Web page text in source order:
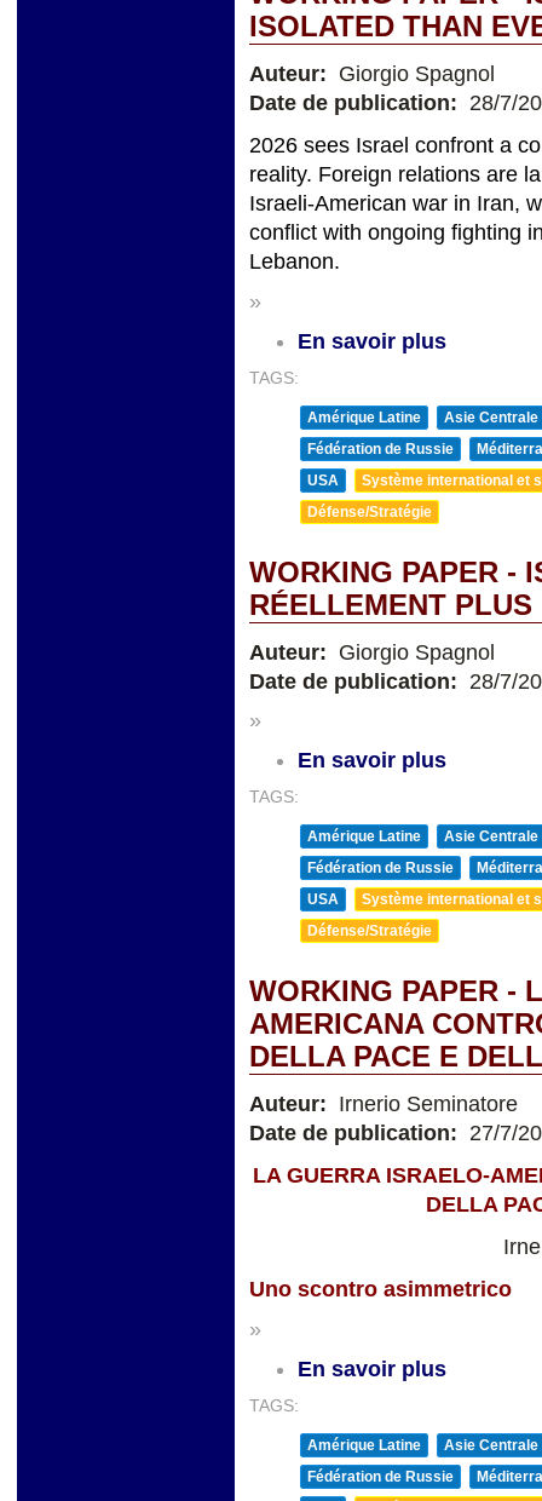
ISOLATED THAN
Auteur: Giorgio Spagnol
Date de publication: 28/7/
2026 sees Israel confront a
reality. Foreign relations are
Israeli-American war in Iran,
conflict with ongoing fighting
Lebanon.
»
En savoir plus
TAGS:
Amérique Latine
Asie Centrale
Fédération de Russie
USA
Système international et
Défense/Stratégie
WORKING PAPER -
RÉELLEMENT
Auteur: Giorgio Spagnol
Date de publication: 28/7/
»
En savoir plus
TAGS:
Amérique Latine
Asie Centrale
Fédération de Russie
USA
Système international et
Défense/Stratégie
WORKING PAPER -
AMERICANA
DELLA PACE E
Auteur: Irnerio Seminatore
Date de publication: 27/7/
LA GUERRA ISRAELO-
DELLA
Uno scontro asimmetrico
»
En savoir plus
TAGS:
Amérique Latine
Asie Centrale
Fédération de Russie